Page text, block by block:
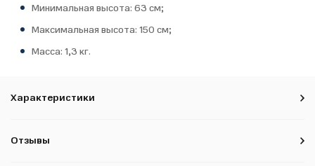
Минимальная высота: 63 см;
Максимальная высота: 150 см;
Масса: 1,3 кг.
Характеристики
Отзывы